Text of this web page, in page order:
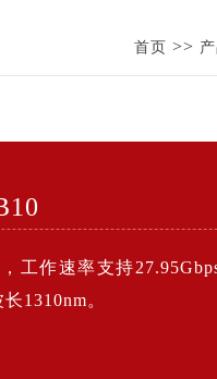
首页 >>
工作速率支持
1310nm。